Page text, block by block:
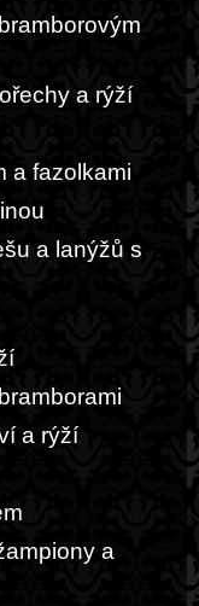
a rýží
a fazolkami
a lanýžů s
a rýží
a